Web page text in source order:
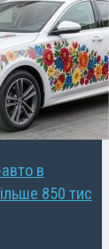
в
850 тис